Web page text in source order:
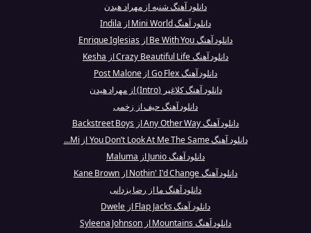
دانلود آهنگ شنبه از مهراد هیدن
دانلود آهنگ Mini World از Indila
دانلود آهنگ Be With You از Enrique Iglesias
دانلود آهنگ Crazy Beautiful Life از Kesha
دانلود آهنگ Go Flex از Post Malone
دانلود آهنگ کلاغپر (Intro) از مهراد هیدن
دانلود آهنگ حیف از زخمی
دانلود آهنگ Any Other Way از Backstreet Boys
دانلود آهنگ You Don’t Look At Me The Same از Mi...
دانلود آهنگ Junio از Maluma
دانلود آهنگ Nothin' I'd Change از Kane Brown
دانلود آهنگ ما از رضا یزدانی
دانلود آهنگ Flap Jacks از Dwele
دانلود آهنگ Mountains از Syleena Johnson